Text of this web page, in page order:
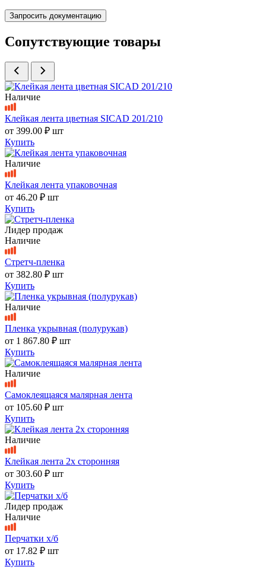
Запросить документацию
Сопутствующие товары
Наличие
Клейкая лента цветная SICAD 201/210
от 399.00 ₽ шт
Купить
Наличие
Клейкая лента упаковочная
от 46.20 ₽ шт
Купить
Лидер продаж
Наличие
Стретч-пленка
от 382.80 ₽ шт
Купить
Наличие
Пленка укрывная (полурукав)
от 1 867.80 ₽ шт
Купить
Наличие
Самоклеящаяся малярная лента
от 105.60 ₽ шт
Купить
Наличие
Клейкая лента 2х сторонняя
от 303.60 ₽ шт
Купить
Лидер продаж
Наличие
Перчатки х/б
от 17.82 ₽ шт
Купить